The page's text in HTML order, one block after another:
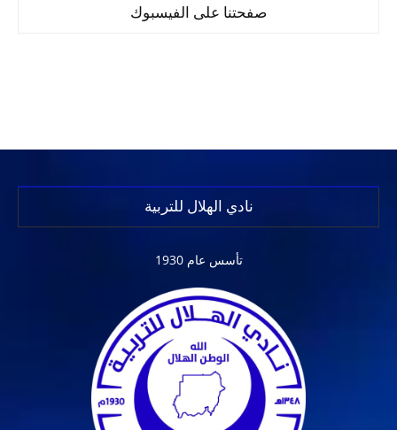
صفحتنا على الفيسبوك
نادي الهلال للتربية
تأسس عام 1930